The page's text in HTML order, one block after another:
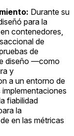
Durante su
para la
contenedores,
de
de
diseño —como
y
a un entorno de
fiabilidad
la
en las métricas